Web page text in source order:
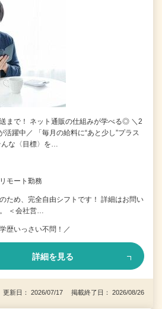
まで！ ネット通販の仕組みが学べる◎ ＼2
活躍中／ 「毎月の給料に“あと少し”プラス
な〈目標〉を…
モート勤務
ため、完全自由シフトです！ 詳細はお問い
＜会社営…
歴いっさい不問！／
詳細を見る
更新日： 2026/07/17 掲載終了日： 2026/08/26